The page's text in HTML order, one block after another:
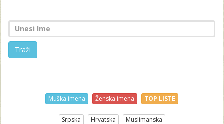
Traži
Muška imena Ženska imena TOP LISTE
Srpska Hrvatska Muslimanska